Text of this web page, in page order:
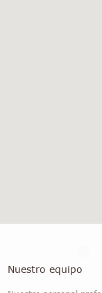
Nuestro equipo